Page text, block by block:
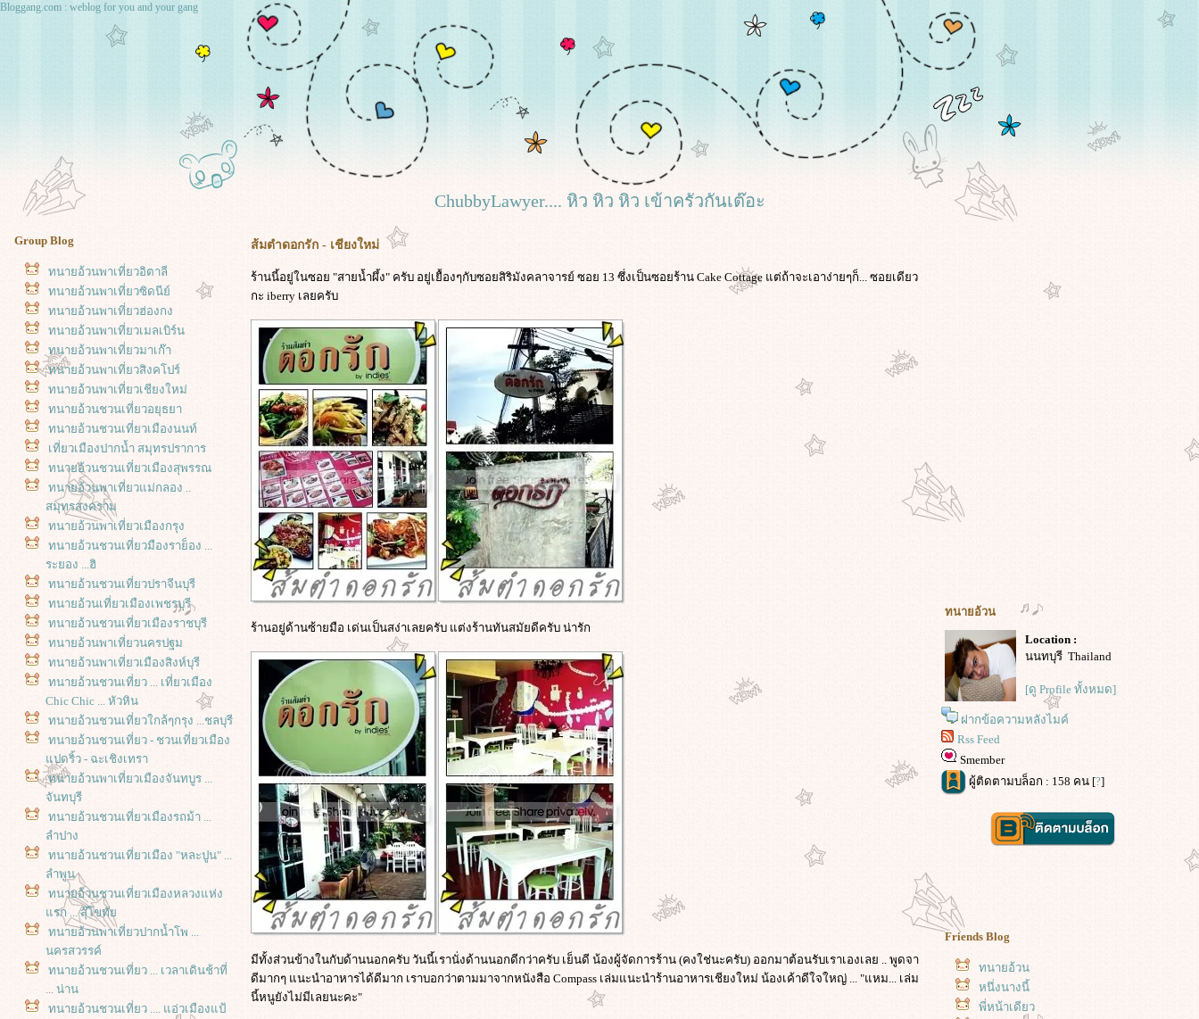
Bloggang.com : weblog for you and your gang
ChubbyLawyer.... หิว หิว หิว เข้าครัวกันเต๊อะ
Group Blog
ทนายอ้วนพาเที่ยวอิตาลี
ทนายอ้วนพาเที่ยวซิดนีย์
ทนายอ้วนพาเที่ยวฮ่องกง
ทนายอ้วนพาเที่ยวเมลเบิร์น
ทนายอ้วนพาเที่ยวมาเก๊า
ทนายอ้วนพาเที่ยวสิงคโปร์
ทนายอ้วนพาเที่ยวเชียงใหม่
ทนายอ้วนชวนเที่ยวอยุธยา
ทนายอ้วนชวนเที่ยวเมืองนนท์
เที่ยวเมืองปากน้ำ สมุทรปราการ
ทนายอ้วนชวนเที่ยวเมืองสุพรรณ
ทนายอ้วนพาเที่ยวแม่กลอง ..
สมุทรสงคราม
ทนายอ้วนพาเที่ยวเมืองกรุง
ทนายอ้วนชวนเที่ยวมืองราย็อง ...
ระยอง ...ฮิ
ทนายอ้วนชวนเที่ยวปราจีนบุรี
ทนายอ้วนเที่ยวเมืองเพชรบุรี
ทนายอ้วนชวนเที่ยวเมืองราชบุรี
ทนายอ้วนพาเที่ยวนครปฐม
ทนายอ้วนพาเที่ยวเมืองสิงห์บุรี
ทนายอ้วนชวนเที่ยว ... เที่ยวเมือง
Chic Chic ... หัวหิน
ทนายอ้วนชวนเที่ยวใกล้ๆกรุง ...ชลบุรี
ทนายอ้วนชวนเที่ยว - ชวนเที่ยวเมือง
ปดริ้ว - ฉะเชิงเทรา
ทนายอ้วนพาเที่ยวเมืองจันทบูร ...
จันทบุรี
ทนายอ้วนชวนเที่ยวเมืองรถม้า ...
ลำปาง
ทนายอ้วนชวนเที่ยวเมือง "หละปูน" ...
ลำพูน
ทนายอ้วนชวนเที่ยวเมืองหลวงแห่ง
รก ... สุ๊โขทั
ทนายอ้วนพาเที่ยวปากน้ำโพ ...
นครสวรรค์
ทนายอ้วนชวนเที่ยว ... เวลาเดินช้าที่
... น่าน
ทนายอ้วนชวนเที่ยว .... แอ่วเมืองแป้
ส้มตำดอกรัก - เชียงใหม่
ร้านนี้อยู่ในซอย "สายน้ำผึ้ง" ครับ อยู่เยื้องๆกับซอยสิริมังคลาจารย์ ซอย 13 ซึ่งเป็นซอยร้าน Cake Cottage แต่ถ้าจะเอาง่ายๆก็... ซอยเดียว
กะ iberry เลยครับ
ร้านอยู่ด้านซ้ายมือ เด่นเป็นสง่าเลยครับ แต่งร้านทันสมัยดีครับ น่ารัก
มีทั้งส่วนข้างในกับด้านนอกครับ วันนี้เรานั่งด้านนอกดีกว่าครับ เย็นดี น้องผู้จัดการร้าน (คงใช่นะครับ) ออกมาต้อนรับเราเองเลย .. พูดจา
ดีมากๆ แนะนำอาหารได้ดีมาก เราบอกว่าตามมาจากหนังสือ Compass เล่มแนะนำร้านอาหารเชียงใหม่ น้องเค้าดีใจใหญ่ ... "แหม... เล่ม
นี้หนูยังไม่มีเลยนะคะ"
ทนายอ้วน
Location :
นนทบุรี Thailand
[ดู Profile ทั้งหมด]
ฝากข้อความหลังไมค์
Rss Feed
Smember
ผู้ติดตามบล็อก : 158 คน [?]
Friends Blog
ทนายอ้วน
หนึ่งนางนี้
พี่หน้าเดียว